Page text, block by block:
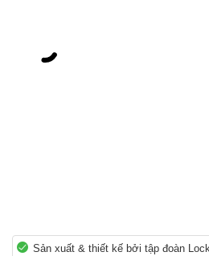
Sản xuất & thiết kế bởi tập đoàn